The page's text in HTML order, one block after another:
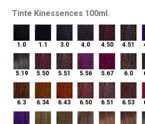
Tinte Kinessences 100ml.
1.0 1.1
3.0
3.0
4.0
4.0
4.50
4.50
4.51
4.51
5.19
5.19
5.50
5.50
5.51
5.51
5.56
5.56
5.67
5.67
6.0
6.0
6.3
6.3
6.34
6.34
6.43
6.43
6.50
6.50
6.51
6.51
6.53
6.53
6.77 7.0 7.02 7.1 7.13 7.12